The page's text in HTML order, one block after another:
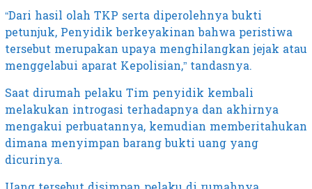
“Dari hasil olah TKP serta diperolehnya bukti
petunjuk, Penyidik berkeyakinan bahwa peristiwa
tersebut merupakan upaya menghilangkan jejak atau
menggelabui aparat Kepolisian,” tandasnya.
Saat dirumah pelaku Tim penyidik kembali
melakukan introgasi terhadapnya dan akhirnya
mengakui perbuatannya, kemudian memberitahukan
dimana menyimpan barang bukti uang yang
dicurinya.